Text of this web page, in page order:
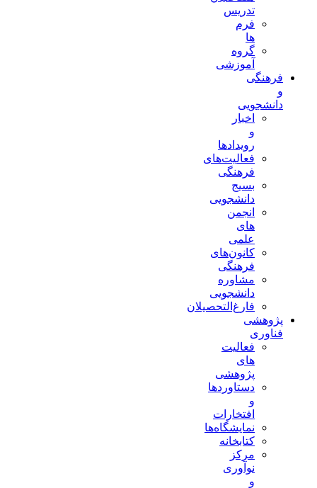
تدریس
فرم
ها
گروه
آموزشی
فرهنگی
و
دانشجویی
اخبار
و
رویدادها
فعالیت‌های
فرهنگی
بسیج
دانشجویی
انجمن
های
علمی
کانون‌های
فرهنگی
مشاوره
دانشجویی
فارغ‌التحصیلان
پژوهشی
فناوری
فعالیت
های
پژوهشی
دستاوردها
و
افتخارات
نمایشگاه‌ها
کتابخانه
مرکز
نوآوری
و